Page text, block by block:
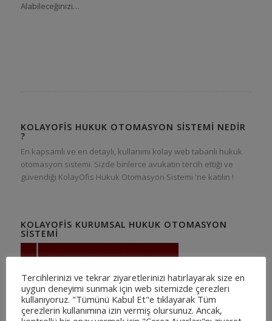
Alabileceğinizi…
KOLAYOFIS HUKUK OTOMASYON SISTEMI NEDIR
?
En kapsamlı ve en detaylı, kullanımı kolay web tabanlı hukuk
otomasyon sistemi. Sizde binlerce avukatın tercih ettiği ve
güvendiği KolayOfis Hukuk Otomasyon Sistemi 'ne katılın !
KOLAYOFIS KURUMSAL HUKUK OTOMASYON
SISTEMI
Tercihlerinizi ve tekrar ziyaretlerinizi hatırlayarak size en
uygun deneyimi sunmak için web sitemizde çerezleri
kullanıyoruz. "Tümünü Kabul Et"e tıklayarak Tüm
çerezlerin kullanımına izin vermiş olursunuz. Ancak,